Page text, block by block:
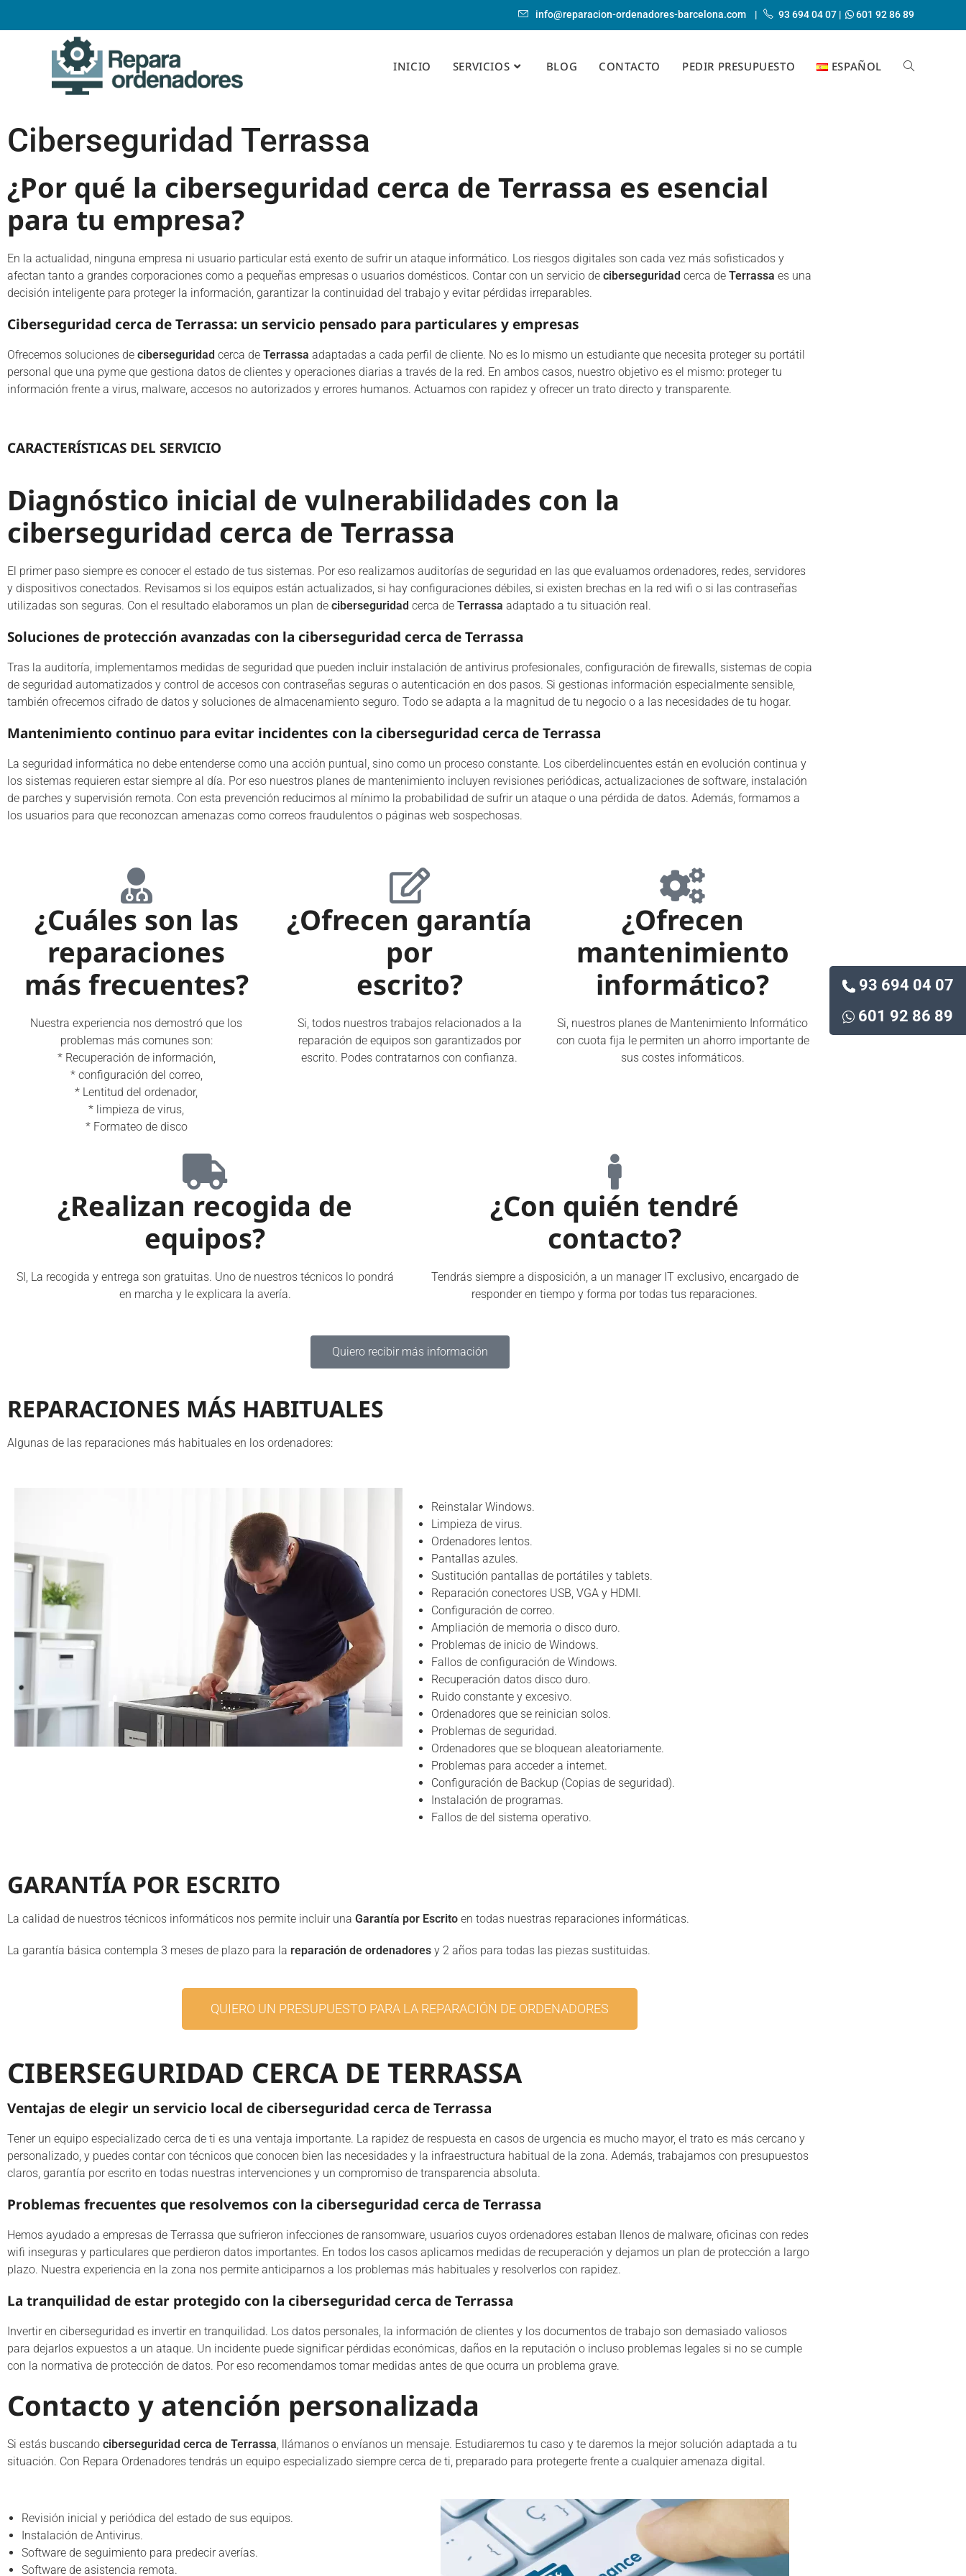
93 694 04 07
601 92 86 89
info@reparacion-ordenadores-barcelona.com | 93 694 04 07 | 601 92 86 89
INICIO SERVICIOS BLOG CONTACTO PEDIR PRESUPUESTO ESPAÑOL
Ciberseguridad Terrassa
¿Por qué la ciberseguridad cerca de Terrassa es esencial
para tu empresa?
En la actualidad, ninguna empresa ni usuario particular está exento de sufrir un ataque informático. Los riesgos digitales son cada vez más sofisticados y
afectan tanto a grandes corporaciones como a pequeñas empresas o usuarios domésticos. Contar con un servicio de ciberseguridad cerca de Terrassa es una
decisión inteligente para proteger la información, garantizar la continuidad del trabajo y evitar pérdidas irreparables.
Ciberseguridad cerca de Terrassa: un servicio pensado para particulares y empresas
Ofrecemos soluciones de ciberseguridad cerca de Terrassa adaptadas a cada perfil de cliente. No es lo mismo un estudiante que necesita proteger su portátil
personal que una pyme que gestiona datos de clientes y operaciones diarias a través de la red. En ambos casos, nuestro objetivo es el mismo: proteger tu
información frente a virus, malware, accesos no autorizados y errores humanos. Actuamos con rapidez y ofrecer un trato directo y transparente.
CARACTERÍSTICAS DEL SERVICIO
Diagnóstico inicial de vulnerabilidades con la
ciberseguridad cerca de Terrassa
El primer paso siempre es conocer el estado de tus sistemas. Por eso realizamos auditorías de seguridad en las que evaluamos ordenadores, redes, servidores
y dispositivos conectados. Revisamos si los equipos están actualizados, si hay configuraciones débiles, si existen brechas en la red wifi o si las contraseñas
utilizadas son seguras. Con el resultado elaboramos un plan de ciberseguridad cerca de Terrassa adaptado a tu situación real.
Soluciones de protección avanzadas con la ciberseguridad cerca de Terrassa
Tras la auditoría, implementamos medidas de seguridad que pueden incluir instalación de antivirus profesionales, configuración de firewalls, sistemas de copia
de seguridad automatizados y control de accesos con contraseñas seguras o autenticación en dos pasos. Si gestionas información especialmente sensible,
también ofrecemos cifrado de datos y soluciones de almacenamiento seguro. Todo se adapta a la magnitud de tu negocio o a las necesidades de tu hogar.
Mantenimiento continuo para evitar incidentes con la ciberseguridad cerca de Terrassa
La seguridad informática no debe entenderse como una acción puntual, sino como un proceso constante. Los ciberdelincuentes están en evolución continua y
los sistemas requieren estar siempre al día. Por eso nuestros planes de mantenimiento incluyen revisiones periódicas, actualizaciones de software, instalación
de parches y supervisión remota. Con esta prevención reducimos al mínimo la probabilidad de sufrir un ataque o una pérdida de datos. Además, formamos a
los usuarios para que reconozcan amenazas como correos fraudulentos o páginas web sospechosas.
¿Cuáles son las
reparaciones
más frecuentes?
Nuestra experiencia nos demostró que los
problemas más comunes son:
* Recuperación de información,
* configuración del correo,
* Lentitud del ordenador,
* limpieza de virus,
* Formateo de disco
¿Ofrecen garantía
por
escrito?
Si, todos nuestros trabajos relacionados a la
reparación de equipos son garantizados por
escrito. Podes contratarnos con confianza.
¿Ofrecen
mantenimiento
informático?
Si, nuestros planes de Mantenimiento Informático
con cuota fija le permiten un ahorro importante de
sus costes informáticos.
¿Realizan recogida de
equipos?
SI, La recogida y entrega son gratuitas. Uno de nuestros técnicos lo pondrá
en marcha y le explicara la avería.
¿Con quién tendré
contacto?
Tendrás siempre a disposición, a un manager IT exclusivo, encargado de
responder en tiempo y forma por todas tus reparaciones.
Quiero recibir más información
REPARACIONES MÁS HABITUALES
Algunas de las reparaciones más habituales en los ordenadores:
Reinstalar Windows.
Limpieza de virus.
Ordenadores lentos.
Pantallas azules.
Sustitución pantallas de portátiles y tablets.
Reparación conectores USB, VGA y HDMI.
Configuración de correo.
Ampliación de memoria o disco duro.
Problemas de inicio de Windows.
Fallos de configuración de Windows.
Recuperación datos disco duro.
Ruido constante y excesivo.
Ordenadores que se reinician solos.
Problemas de seguridad.
Ordenadores que se bloquean aleatoriamente.
Problemas para acceder a internet.
Configuración de Backup (Copias de seguridad).
Instalación de programas.
Fallos de del sistema operativo.
GARANTÍA POR ESCRITO
La calidad de nuestros técnicos informáticos nos permite incluir una Garantía por Escrito en todas nuestras reparaciones informáticas.
La garantía básica contempla 3 meses de plazo para la reparación de ordenadores y 2 años para todas las piezas sustituidas.
QUIERO UN PRESUPUESTO PARA LA REPARACIÓN DE ORDENADORES
CIBERSEGURIDAD CERCA DE TERRASSA
Ventajas de elegir un servicio local de ciberseguridad cerca de Terrassa
Tener un equipo especializado cerca de ti es una ventaja importante. La rapidez de respuesta en casos de urgencia es mucho mayor, el trato es más cercano y
personalizado, y puedes contar con técnicos que conocen bien las necesidades y la infraestructura habitual de la zona. Además, trabajamos con presupuestos
claros, garantía por escrito en todas nuestras intervenciones y un compromiso de transparencia absoluta.
Problemas frecuentes que resolvemos con la ciberseguridad cerca de Terrassa
Hemos ayudado a empresas de Terrassa que sufrieron infecciones de ransomware, usuarios cuyos ordenadores estaban llenos de malware, oficinas con redes
wifi inseguras y particulares que perdieron datos importantes. En todos los casos aplicamos medidas de recuperación y dejamos un plan de protección a largo
plazo. Nuestra experiencia en la zona nos permite anticiparnos a los problemas más habituales y resolverlos con rapidez.
La tranquilidad de estar protegido con la ciberseguridad cerca de Terrassa
Invertir en ciberseguridad es invertir en tranquilidad. Los datos personales, la información de clientes y los documentos de trabajo son demasiado valiosos
para dejarlos expuestos a un ataque. Un incidente puede significar pérdidas económicas, daños en la reputación o incluso problemas legales si no se cumple
con la normativa de protección de datos. Por eso recomendamos tomar medidas antes de que ocurra un problema grave.
Contacto y atención personalizada
Si estás buscando ciberseguridad cerca de Terrassa, llámanos o envíanos un mensaje. Estudiaremos tu caso y te daremos la mejor solución adaptada a tu
situación. Con Repara Ordenadores tendrás un equipo especializado siempre cerca de ti, preparado para protegerte frente a cualquier amenaza digital.
Revisión inicial y periódica del estado de sus equipos.
Instalación de Antivirus.
Software de seguimiento para predecir averías.
Software de asistencia remota.